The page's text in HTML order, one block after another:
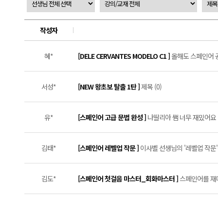
작성자
혜* [DELE CERVANTES MODELO C1 ]올해도 스페인어
서성* [NEW 왕초보 탈출 1탄 ]제목 (0)
유* [스페인어 고급 문법 완성 ] 나딸리아 쌤 너무 재밌어요
김태* [스페인어 레벨업 작문 ] 이사벨 선생님의 '레벨업 작
김도* [스페인어 첫걸음 마스터_회화마스터 ]스페인어를